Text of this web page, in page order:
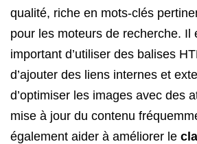
qualité, riche en mots-clés
pour les moteurs de recherche. Il
important d’utiliser des balises
d’ajouter des liens internes et
d’optimiser les images avec des
mise à jour du contenu
également aider à améliorer le